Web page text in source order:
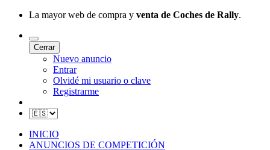
La mayor web de compra y venta de Coches de Rally.
Cerrar
Nuevo anuncio
Entrar
Olvidé mi usuario o clave
Registrarme
INICIO
ANUNCIOS DE COMPETICIÓN